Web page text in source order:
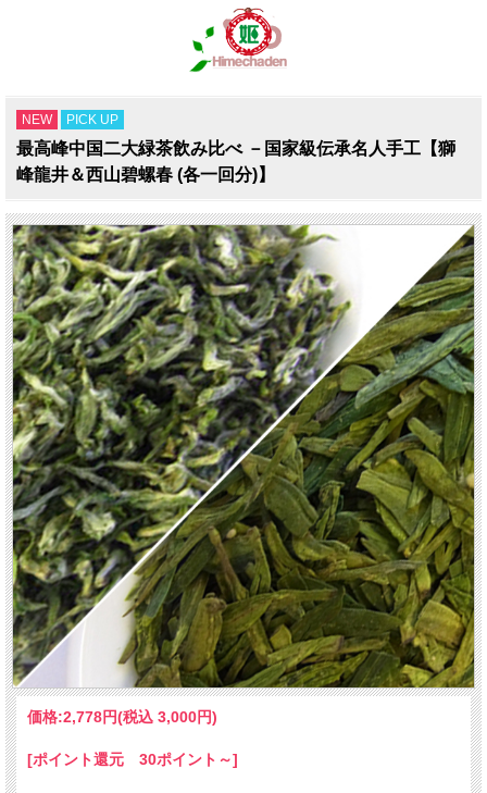
NEW PICK UP
最高峰中国二大緑茶飲み比べ －国家級伝承名人手工【獅
峰龍井＆西山碧螺春 (各一回分)】
価格:2,778円(税込 3,000円)
[ポイント還元 30ポイント～]